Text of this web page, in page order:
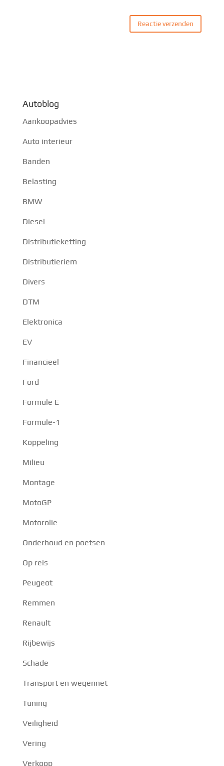
Autoblog
Aankoopadvies
Auto interieur
Banden
Belasting
BMW
Diesel
Distributieketting
Distributieriem
Divers
DTM
Elektronica
EV
Financieel
Ford
Formule E
Formule-1
Koppeling
Milieu
Montage
MotoGP
Motorolie
Onderhoud en poetsen
Op reis
Peugeot
Remmen
Renault
Rijbewijs
Schade
Transport en wegennet
Tuning
Veiligheid
Vering
Verkoop